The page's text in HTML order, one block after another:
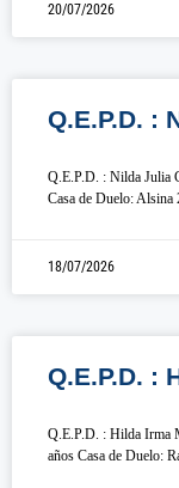
20/07/2026
Q.E.P.D. :
Q.E.P.D. : Nilda Julia
Casa de Duelo: Alsina
18/07/2026
Q.E.P.D. :
Q.E.P.D. : Hilda Irma
años Casa de Duelo: